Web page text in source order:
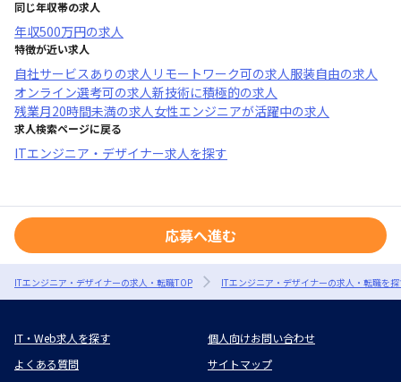
同じ年収帯の求人
年収500万円の求人
特徴が近い求人
自社サービスあり の求人 リモートワーク可の求人服装自由の求人
オンライン選考可の求人新技術に積極的の求人
残業月20時間未満の求人女性エンジニアが活躍中の求人
求人検索ページに戻る
ITエンジニア・デザイナー求人を探す
応募へ進む
ITエンジニア・デザイナーの求人・転職TOP ITエンジニア・デザイナーの求人・転職を
IT・Web求人を探す
個人向けお問い合わせ
よくある質問
サイトマップ